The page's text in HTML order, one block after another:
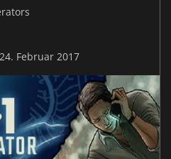
Februar 2017